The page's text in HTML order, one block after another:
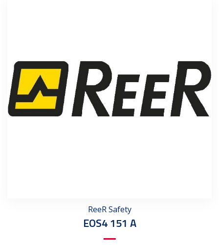
ReeR Safety
EOS4 151 A